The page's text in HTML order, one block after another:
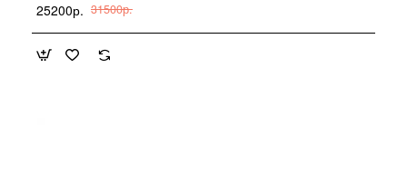
25200р. 31500р.